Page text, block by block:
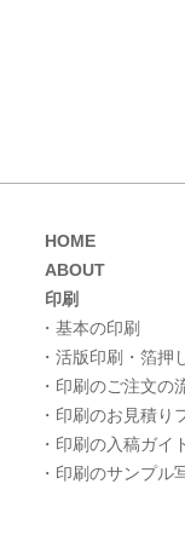
HOME
ABOUT
印刷
・基本の印刷
・活版印刷・箔押
・印刷のご注文の
・印刷のお見積り
・印刷の入稿ガイ
・印刷のサンプル